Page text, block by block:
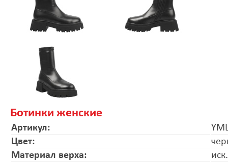
Ботинки женские
Артикул:
Цвет:
Материал верха: